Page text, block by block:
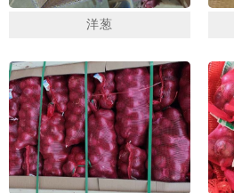
洋葱